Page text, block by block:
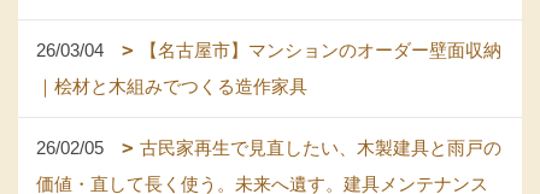
26/03/04
【名古屋市】マンションのオーダー壁面収納
｜桧材と木組みでつくる造作家具
26/02/05
古民家再生で見直したい、木製建具と雨戸の
価値・直して長く使う。未来へ遺す。建具メンテナンス